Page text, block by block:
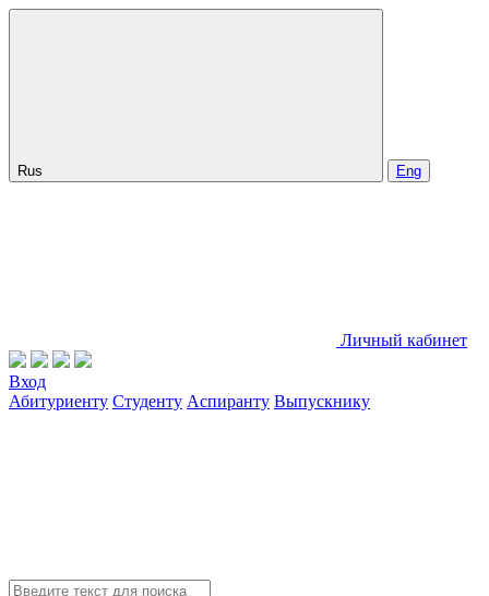
Rus Eng
Личный кабинет
Вход
Абитуриенту Студенту Аспиранту Выпускнику